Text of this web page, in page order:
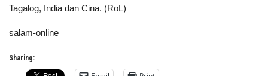
Tagalog, India dan Cina. (RoL)
salam-online
Sharing: